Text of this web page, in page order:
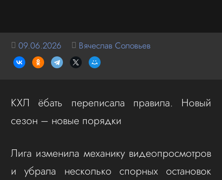
09.06.2026 Вячеслав Соловьев
КХЛ ёбать переписала правила. Новый
сезон – новые порядки
Лига изменила механику видеопросмотров
и убрала несколько спорных остановок